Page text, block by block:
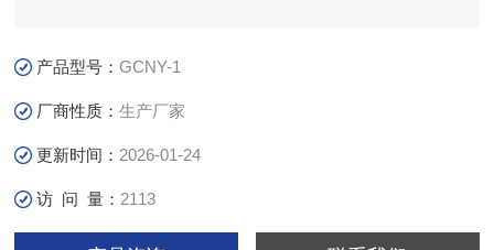
产品型号：GCNY-1
厂商性质：生产厂家
更新时间： 2026-01-24
访 问 量： 2113